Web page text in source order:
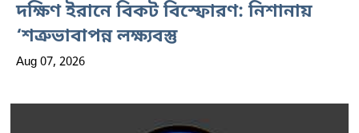
দক্ষিণ ইরানে বিকট বিস্ফোরণ: নিশানায়
‘শত্রুভাবাপন্ন লক্ষ্যবস্তু
Aug 07, 2026